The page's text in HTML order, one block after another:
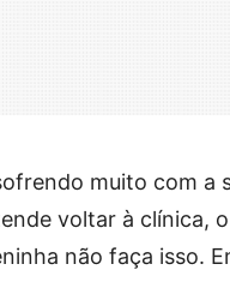
muito com a
voltar à clínica,
não faça isso.